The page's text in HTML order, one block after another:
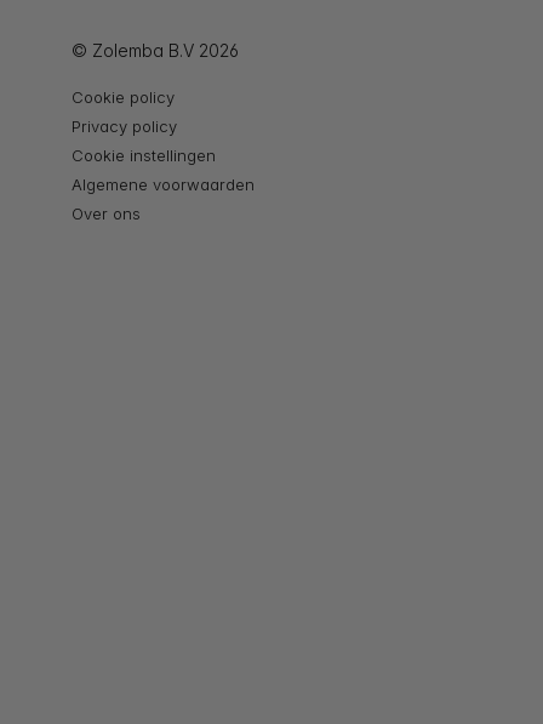
© Zolemba B.V 2026
Cookie policy
Privacy policy
Cookie instellingen
Algemene voorwaarden
Over ons